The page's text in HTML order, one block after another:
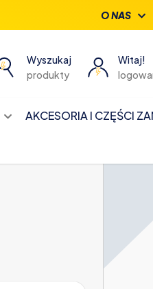
O NAS
Wyszukaj
produkty
Witaj!
AKCESORIA I CZĘŚCI